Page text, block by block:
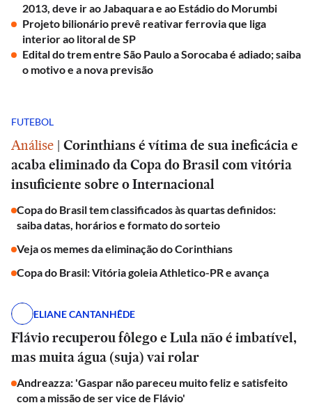
2013, deve ir ao Jabaquara e ao Estádio do Morumbi
Projeto bilionário prevê reativar ferrovia que liga
interior ao litoral de SP
Edital do trem entre São Paulo a Sorocaba é adiado; saiba
o motivo e a nova previsão
FUTEBOL
Análise | Corinthians é vítima de sua ineficácia e
acaba eliminado da Copa do Brasil com vitória
insuficiente sobre o Internacional
Copa do Brasil tem classificados às quartas definidos:
saiba datas, horários e formato do sorteio
Veja os memes da eliminação do Corinthians
Copa do Brasil: Vitória goleia Athletico-PR e avança
ELIANE CANTANHÊDE
Flávio recuperou fôlego e Lula não é imbatível,
mas muita água (suja) vai rolar
Andreazza: 'Gaspar não pareceu muito feliz e satisfeito
com a missão de ser vice de Flávio'